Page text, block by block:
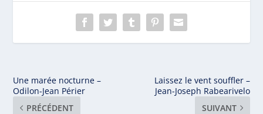
Une marée nocturne –
Odilon-Jean Périer
PRÉCÉDENT
Laissez le vent souffler –
Jean-Joseph Rabearivelo
SUIVANT